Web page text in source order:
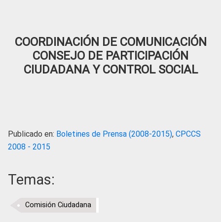
COORDINACIÓN DE COMUNICACIÓN
CONSEJO DE PARTICIPACIÓN
CIUDADANA Y CONTROL SOCIAL
Publicado en: Boletines de Prensa (2008-2015), CPCCS
2008 - 2015
Temas:
Comisión Ciudadana